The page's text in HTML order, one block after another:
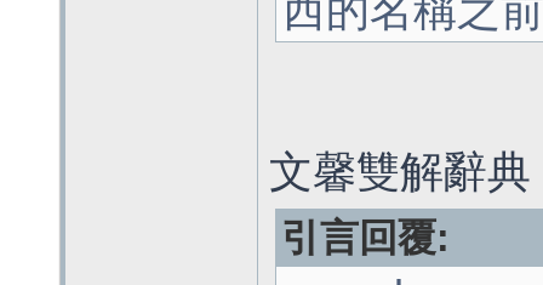
西的名稱之
文馨雙解辭
引言回覆: